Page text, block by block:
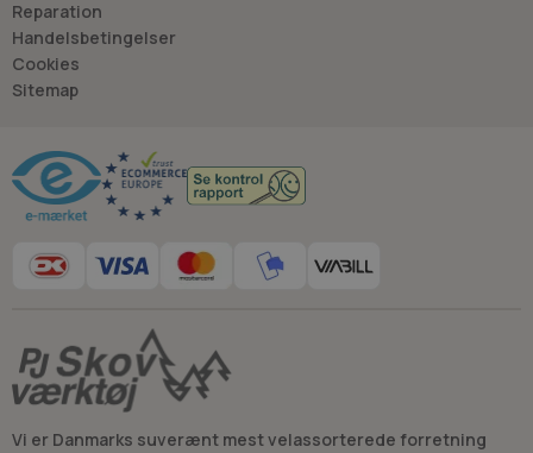
det rigtige valg, hver gang.
- Jan “Savdoktoren” Østergaard
Reparation
Handelsbetingelser
Cookies
Sitemap
Vi er Danmarks suverænt mest velassorterede forretning